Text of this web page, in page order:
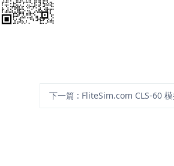
下一篇 : FliteSim.com CLS-60